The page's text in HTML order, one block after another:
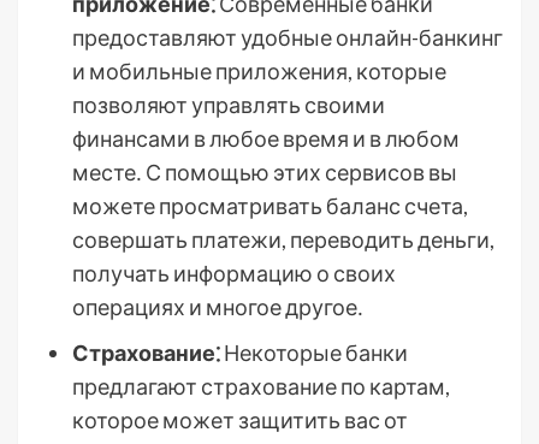
предоставляют удобные онлайн-банкинг
и мобильные приложения, которые
позволяют управлять своими
финансами в любое время и в любом
месте․ С помощью этих сервисов вы
можете просматривать баланс счета,
совершать платежи, переводить деньги,
получать информацию о своих
операциях и многое другое․
Страхование⁚Некоторые банки
предлагают страхование по картам,
которое может защитить вас от